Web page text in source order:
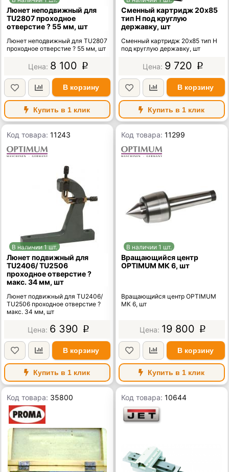
Люнет неподвижный для
TU2807 проходное
отверстие ? 55 мм, шт
Люнет неподвижный для TU2807
проходное отверстие ? 55 мм, шт
8 100 p
В корзину
Купить в 1 клик
Сменный картридж 20х85
тип H под круглую
державку, шт
Сменный картридж 20х85 тип H
под круглую державку, шт
9 720 p
В корзину
Купить в 1 клик
Код товара:11243
В наличии 1 шт.
Люнет подвижный для
TU2406/ TU2506
проходное отверстие ?
макс. 34 мм, шт
Люнет подвижный для TU2406/
TU2506 проходное отверстие ?
макс. 34 мм, шт
6 390 p
В корзину
Купить в 1 клик
Код товара:11299
В наличии 1 шт.
Вращающийся центр
OPTIMUM МК 6, шт
Вращающийся центр OPTIMUM
МК 6, шт
19 800 p
В корзину
Купить в 1 клик
Код товара: 35800 Код товара:10644